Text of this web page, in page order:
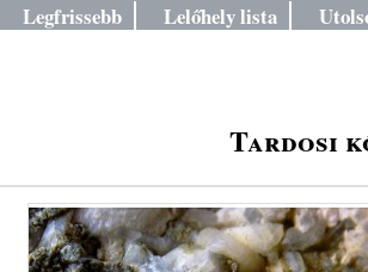
Legfrissebb
Lelőhely lista
Tardosi